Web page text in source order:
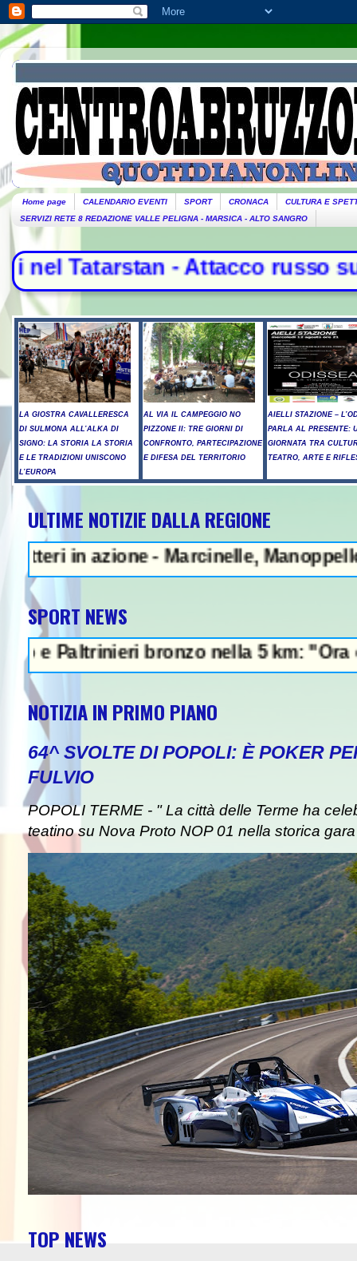
Home page CALENDARIO EVENTI SPORT CRONACA
CULTURA E
SERVIZI RETE 8 REDAZIONE VALLE PELIGNA - MARSICA - ALTO SANGRO
russo su Odessa e
LA GIOSTRA CAVALLERESCA
DI SULMONA ALL’ALKA DI
SIGNO: LA STORIA LA STORIA
E LE TRADIZIONI UNISCONO
L’EUROPA
AL VIA IL CAMPEGGIO NO
PIZZONE II: TRE GIORNI DI
CONFRONTO, PARTECIPAZIONE
E DIFESA DEL TERRITORIO
AIELLI STAZIONE –
PARLA AL PRESENTE:
GIORNATA TRA
TEATRO, ARTE E
ULTIME NOTIZIE DALLA REGIONE
- Marcinelle, Manoppello ricorda le
SPORT NEWS
nella 5 km: "Ora ci divertiamo
NOTIZIA IN PRIMO PIANO
64^ SVOLTE DI POPOLI: È POKER
FULVIO
POPOLI TERME - " La città delle Terme ha
teatino su Nova Proto NOP 01 nella storica gara
TOP NEWS
NEWS IN